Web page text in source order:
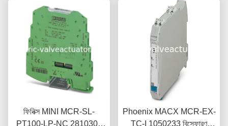
ফিনিক্স MINI MCR-SL-
PT100-LP-NC 2810308
Phoenix MACX MCR-EX-
TC-I 1050233 বিস্ফোরণ